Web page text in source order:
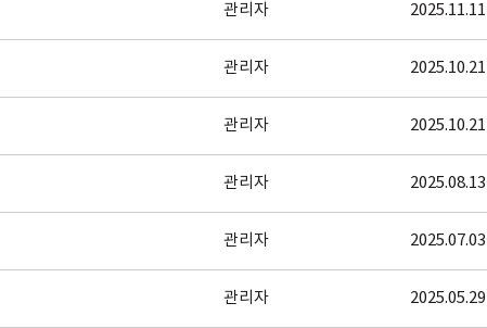
관리자 2025.11.11
관리자 2025.10.21
관리자 2025.10.21
관리자 2025.08.13
관리자 2025.07.03
관리자 2025.05.29